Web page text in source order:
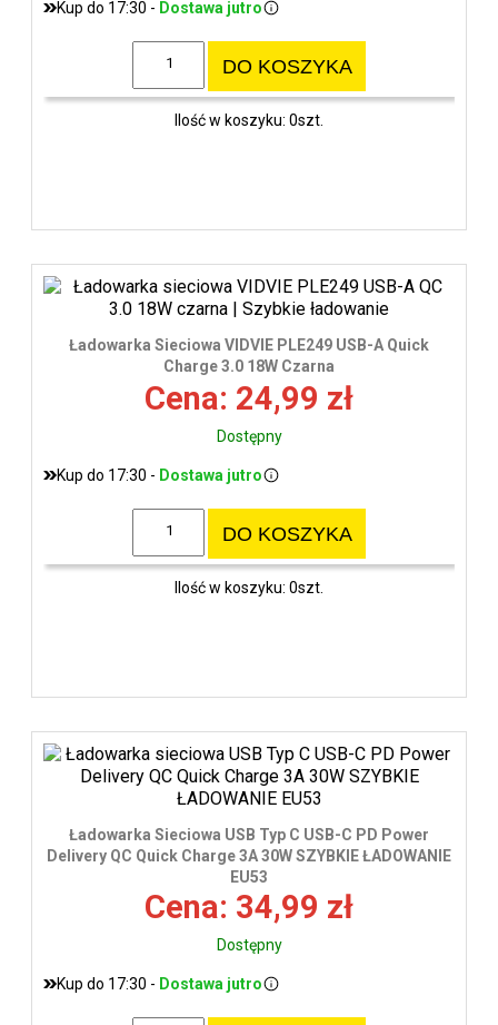
Kup do 17:30 - Dostawa jutro
DO KOSZYKA
Ilość w koszyku: 0szt.
Ładowarka Sieciowa VIDVIE PLE249 USB-A Quick
Charge 3.0 18W Czarna
Cena: 24,99 zł
Dostępny
Kup do 17:30 - Dostawa jutro
DO KOSZYKA
Ilość w koszyku: 0szt.
Ładowarka Sieciowa USB Typ C USB-C PD Power
Delivery QC Quick Charge 3A 30W SZYBKIE ŁADOWANIE
EU53
Cena: 34,99 zł
Dostępny
Kup do 17:30 - Dostawa jutro